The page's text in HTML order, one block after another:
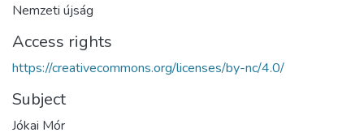
Nemzeti újság
Access rights
https://creativecommons.org/licenses/by-nc/4.0/
Subject
Jókai Mór